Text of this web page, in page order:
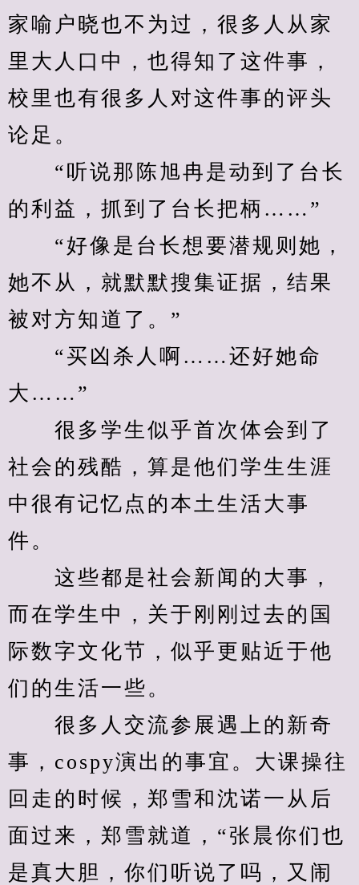
家喻户晓也不为过，很多人从家
里大人口中，也得知了这件事，
校里也有很多人对这件事的评头
论足。
“听说那陈旭冉是动到了台长
的利益，抓到了台长把柄……”
“好像是台长想要潜规则她，
她不从，就默默搜集证据，结果
被对方知道了。”
“买凶杀人啊……还好她命
大……”
很多学生似乎首次体会到了
社会的残酷，算是他们学生生涯
中很有记忆点的本土生活大事
件。
这些都是社会新闻的大事，
而在学生中，关于刚刚过去的国
际数字文化节，似乎更贴近于他
们的生活一些。
很多人交流参展遇上的新奇
事，cospy演出的事宜。大课操往
回走的时候，郑雪和沈诺一从后
面过来，郑雪就道，“张晨你们也
是真大胆，你们听说了吗，又闹